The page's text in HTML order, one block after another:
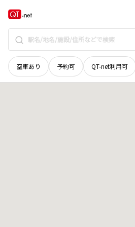
空車あり 予約可 QT-net利用可
青森県